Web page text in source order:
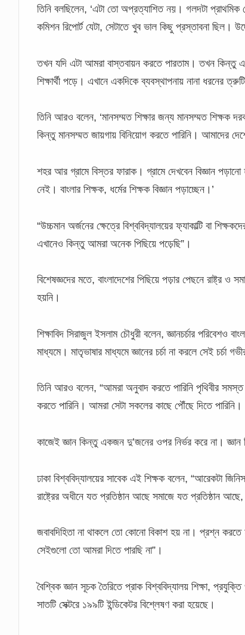
তিনি বলছিলেন, ‘এটা তো অপ্রত্যাশিত নয়। গলদটা
কমিশন রিপোর্ট যেটা, সেটাতে খুব ভাল কিছু প্রস্তাবনা ছিল।
তখন যদি এটা আমরা বাস্তবায়ন করতে পারতাম। তখন কিন্তু
শিক্ষার্থী পড়ে। এখানে একদিকে ব্যবস্থাপনায় নানা ধরনের
তিনি আরও বলেন, ‘মানসম্মত শিক্ষার জন্য মানসম্মত শিক্ষক
কিন্তু মানসম্মত জায়গায় বিনিয়োগ করতে পারিনি। আমাদের
শহর আর গ্রামে বিস্তর ফারাক। গ্রামে দেখবেন বিজ্ঞান
নেই। বাংলার শিক্ষক, ধর্মের শিক্ষক বিজ্ঞান পড়াচ্ছেন।’
“উচ্চমান অর্জনের ক্ষেত্রে বিশ্ববিদ্যালয়ের ফ্যাকাল্টি বা
এখানেও কিন্তু আমরা অনেক পিছিয়ে পড়েছি”।
বিশেষজ্ঞদের মতে, বাংলাদেশের পিছিয়ে পড়ার পেছনে রাষ্ট্র ও
হয়নি।
শিক্ষাবিদ সিরাজুল ইসলাম চৌধুরী বলেন, জ্ঞানচর্চার পরিবেশও
মাধ্যমে। মাতৃভাষার মাধ্যমে জ্ঞানের চর্চা না করলে সেই
তিনি আরও বলেন, “আমরা অনুবাদ করতে পারিনি পৃথিবীর
করতে পারিনি। আমরা সেটা সকলের কাছে পৌঁছে দিতে পারিনি।
কাজেই জ্ঞান কিন্তু একজন দু’জনের ওপর নির্ভর করে না।
ঢাকা বিশ্ববিদ্যালয়ের সাবেক এই শিক্ষক বলেন, “আরেকটা
রাষ্ট্রের অধীনে যত প্রতিষ্ঠান আছে সমাজে যত প্রতিষ্ঠান
জবাবদিহিতা না থাকলে তো কোনো বিকাশ হয় না। প্রশ্ন করতে
সেইগুলো তো আমরা দিতে পারছি না”।
বৈশ্বিক জ্ঞান সূচক তৈরিতে প্রাক বিশ্ববিদ্যালয় শিক্ষা,
সাতটি সেক্টরে ১৯৯টি ইন্ডিকেটর বিশ্লেষণ করা হয়েছে।